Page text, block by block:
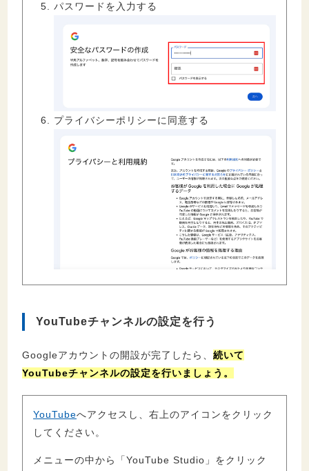
パスワードを入力する
プライバシーポリシーに同意する
YouTubeチャンネルの設定を行う
Googleアカウントの開設が完了したら、 続いて
YouTubeチャンネルの設定を行いましょう。
YouTubeへアクセスし、右上のアイコンをクリック
してください。
メニューの中から「YouTube Studio」をクリック